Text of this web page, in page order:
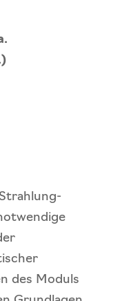
des Moduls